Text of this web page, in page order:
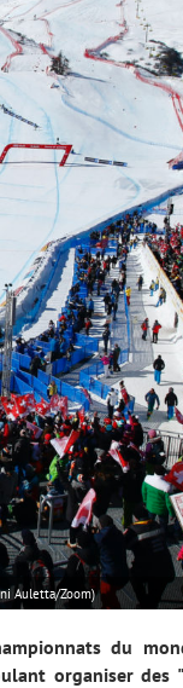
Auletta/Zoom)
du
organiser des